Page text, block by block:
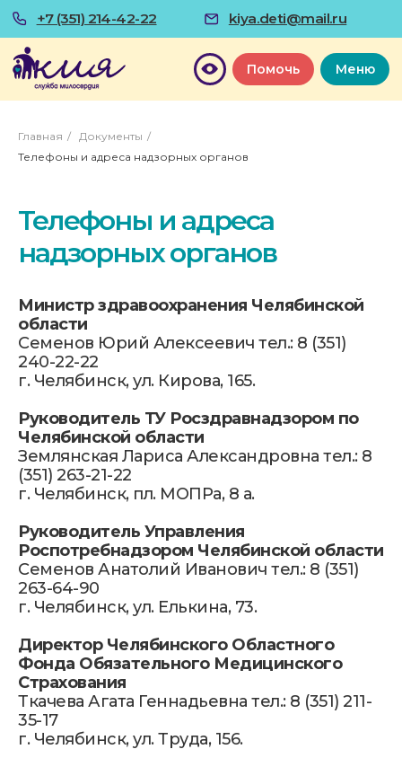
kiya.deti@mail.ru
+7 (351) 214-42-22
Главная / Документы /
Телефоны и адреса надзорных органов
Телефоны и адреса
надзорных органов
Министр здравоохранения Челябинской
области
Семенов Юрий Алексеевич тел.: 8 (351)
240-22-22
г. Челябинск, ул. Кирова, 165.
Руководитель ТУ Росздравнадзором по
Челябинской области
Землянская Лариса Александровна тел.: 8
(351) 263-21-22
г. Челябинск, пл. МОПРа, 8 а.
Руководитель Управления
Роспотребнадзором Челябинской области
Семенов Анатолий Иванович тел.: 8 (351)
263-64-90
г. Челябинск, ул. Елькина, 73.
Директор Челябинского Областного
Фонда Обязательного Медицинского
Страхования
Ткачева Агата Геннадьевна тел.: 8 (351) 211-
35-17
г. Челябинск, ул. Труда, 156.
Контакты